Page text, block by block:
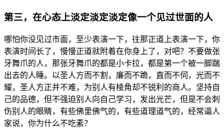
第三， 在心态上淡定淡定淡定像一个见过世面的人
哪怕你没见过市面， 至少表演一下， 往那正道 上表演一下， 你
表演时间长了， 慢慢正道就附着在你身 上了， 对吧？ 不要做张
牙舞爪的人， 那张牙舞爪的都是小卡拉， 都是第一个被一脚踹
出去的人 睡。 以圣人方而不割， 廉而不跪， 直而不伺， 光而不
耀， 圣人方正并不难， 为别 人有棱角却不锐利 的商人。 坚持自
己的品德， 但不强迫别 人向自 己学习， 发出光芒， 但是不会刺
伤别 人的眼睛， 有些佛里佛气的， 有些道理道气的， 经常逼人
家说， 你为什么不吃素？